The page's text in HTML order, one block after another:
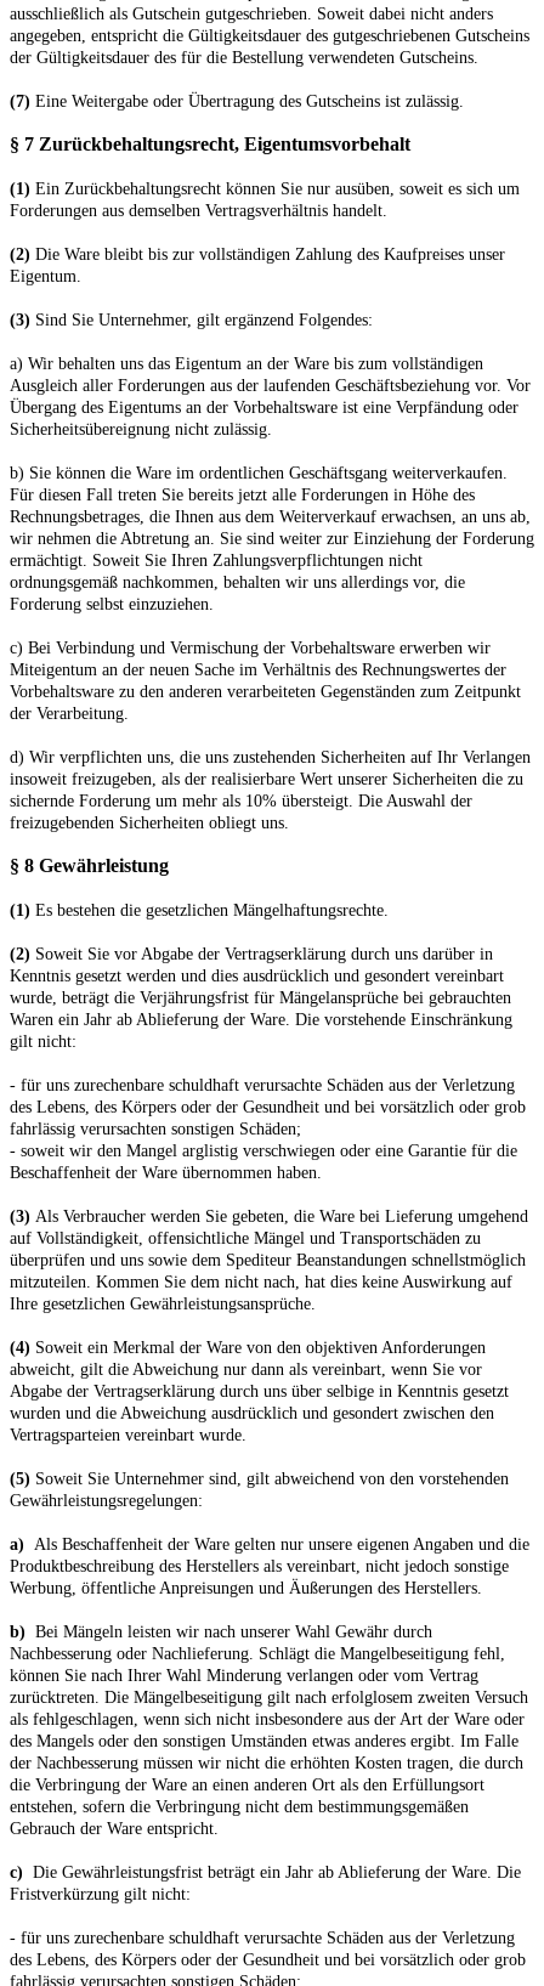
ausschließlich als Gutschein gutgeschrieben. Soweit dabei nicht anders
angegeben, entspricht die Gültigkeitsdauer des gutgeschriebenen Gutscheins
der Gültigkeitsdauer des für die Bestellung verwendeten Gutscheins.
(7) Eine Weitergabe oder Übertragung des Gutscheins ist zulässig.
§ 7 Zurückbehaltungsrecht, Eigentumsvorbehalt
(1) Ein Zurückbehaltungsrecht können Sie nur ausüben, soweit es sich um
Forderungen aus demselben Vertragsverhältnis handelt.
(2) Die Ware bleibt bis zur vollständigen Zahlung des Kaufpreises unser
Eigentum.
(3) Sind Sie Unternehmer, gilt ergänzend Folgendes:
a) Wir behalten uns das Eigentum an der Ware bis zum vollständigen
Ausgleich aller Forderungen aus der laufenden Geschäftsbeziehung vor. Vor
Übergang des Eigentums an der Vorbehaltsware ist eine Verpfändung oder
Sicherheitsübereignung nicht zulässig.
b) Sie können die Ware im ordentlichen Geschäftsgang weiterverkaufen.
Für diesen Fall treten Sie bereits jetzt alle Forderungen in Höhe des
Rechnungsbetrages, die Ihnen aus dem Weiterverkauf erwachsen, an uns ab,
wir nehmen die Abtretung an. Sie sind weiter zur Einziehung der Forderung
ermächtigt. Soweit Sie Ihren Zahlungsverpflichtungen nicht
ordnungsgemäß nachkommen, behalten wir uns allerdings vor, die
Forderung selbst einzuziehen.
c) Bei Verbindung und Vermischung der Vorbehaltsware erwerben wir
Miteigentum an der neuen Sache im Verhältnis des Rechnungswertes der
Vorbehaltsware zu den anderen verarbeiteten Gegenständen zum Zeitpunkt
der Verarbeitung.
d) Wir verpflichten uns, die uns zustehenden Sicherheiten auf Ihr Verlangen
insoweit freizugeben, als der realisierbare Wert unserer Sicherheiten die zu
sichernde Forderung um mehr als 10% übersteigt. Die Auswahl der
freizugebenden Sicherheiten obliegt uns.
§ 8 Gewährleistung
(1) Es bestehen die gesetzlichen Mängelhaftungsrechte.
(2) Soweit Sie vor Abgabe der Vertragserklärung durch uns darüber in
Kenntnis gesetzt werden und dies ausdrücklich und gesondert vereinbart
wurde, beträgt die Verjährungsfrist für Mängelansprüche bei gebrauchten
Waren ein Jahr ab Ablieferung der Ware. Die vorstehende Einschränkung
gilt nicht:
- für uns zurechenbare schuldhaft verursachte Schäden aus der Verletzung
des Lebens, des Körpers oder der Gesundheit und bei vorsätzlich oder grob
fahrlässig verursachten sonstigen Schäden;
- soweit wir den Mangel arglistig verschwiegen oder eine Garantie für die
Beschaffenheit der Ware übernommen haben.
(3) Als Verbraucher werden Sie gebeten, die Ware bei Lieferung umgehend
auf Vollständigkeit, offensichtliche Mängel und Transportschäden zu
überprüfen und uns sowie dem Spediteur Beanstandungen schnellstmöglich
mitzuteilen. Kommen Sie dem nicht nach, hat dies keine Auswirkung auf
Ihre gesetzlichen Gewährleistungsansprüche.
(4) Soweit ein Merkmal der Ware von den objektiven Anforderungen
abweicht, gilt die Abweichung nur dann als vereinbart, wenn Sie vor
Abgabe der Vertragserklärung durch uns über selbige in Kenntnis gesetzt
wurden und die Abweichung ausdrücklich und gesondert zwischen den
Vertragsparteien vereinbart wurde.
(5) Soweit Sie Unternehmer sind, gilt abweichend von den vorstehenden
Gewährleistungsregelungen:
a) Als Beschaffenheit der Ware gelten nur unsere eigenen Angaben und die
Produktbeschreibung des Herstellers als vereinbart, nicht jedoch sonstige
Werbung, öffentliche Anpreisungen und Äußerungen des Herstellers.
b) Bei Mängeln leisten wir nach unserer Wahl Gewähr durch
Nachbesserung oder Nachlieferung. Schlägt die Mangelbeseitigung fehl,
können Sie nach Ihrer Wahl Minderung verlangen oder vom Vertrag
zurücktreten. Die Mängelbeseitigung gilt nach erfolglosem zweiten Versuch
als fehlgeschlagen, wenn sich nicht insbesondere aus der Art der Ware oder
des Mangels oder den sonstigen Umständen etwas anderes ergibt. Im Falle
der Nachbesserung müssen wir nicht die erhöhten Kosten tragen, die durch
die Verbringung der Ware an einen anderen Ort als den Erfüllungsort
entstehen, sofern die Verbringung nicht dem bestimmungsgemäßen
Gebrauch der Ware entspricht.
c) Die Gewährleistungsfrist beträgt ein Jahr ab Ablieferung der Ware. Die
Fristverkürzung gilt nicht:
- für uns zurechenbare schuldhaft verursachte Schäden aus der Verletzung
des Lebens, des Körpers oder der Gesundheit und bei vorsätzlich oder grob
fahrlässig verursachten sonstigen Schäden;